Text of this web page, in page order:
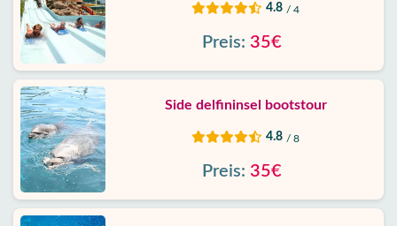
4.8 / 4
Preis: 35€
Side delfininsel bootstour
4.8 / 8
Preis: 35€